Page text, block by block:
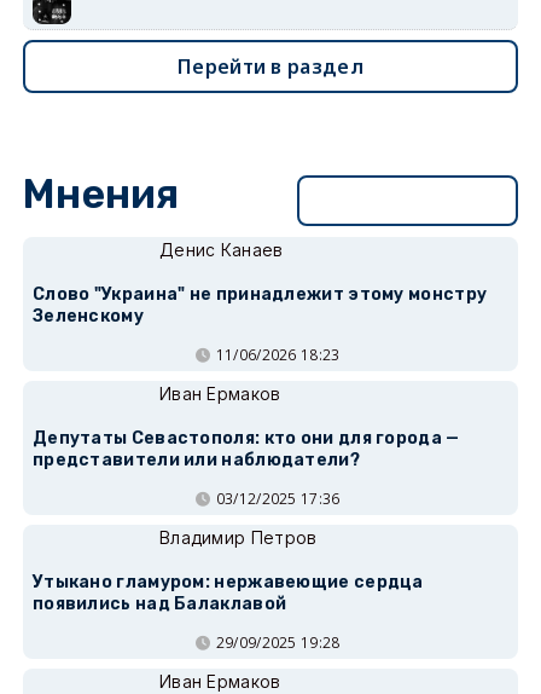
Перейти в раздел
Мнения
Денис Канаев
Слово "Украина" не принадлежит этому монстру
Зеленскому
11/06/2026 18:23
Иван Ермаков
Депутаты Севастополя: кто они для города —
представители или наблюдатели?
03/12/2025 17:36
Владимир Петров
Утыкано гламуром: нержавеющие сердца
появились над Балаклавой
29/09/2025 19:28
Иван Ермаков